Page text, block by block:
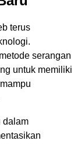
terus
serangan
untuk memiliki
dalam